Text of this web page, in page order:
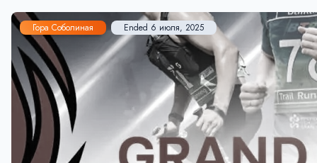
Гора Соболиная Ended 6 июля, 2025